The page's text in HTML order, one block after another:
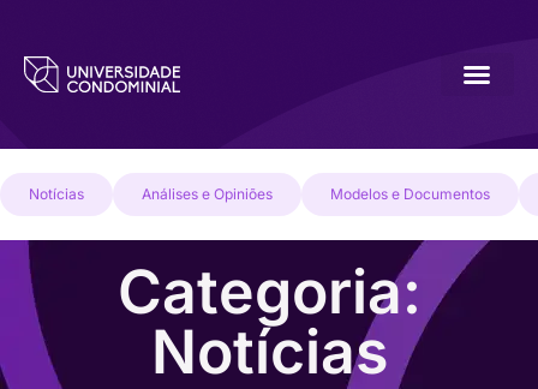
Notícias Análises e Opiniões Modelos e Documentos
Categoria:
Notícias